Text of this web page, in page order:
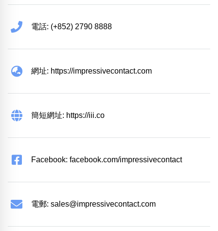
電話: (+852) 2790 8888
網址: https://impressivecontact.com
簡短網址: https://iii.co
Facebook: facebook.com/impressivecontact
電郵: sales@impressivecontact.com